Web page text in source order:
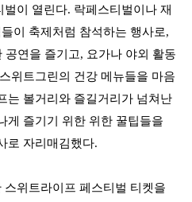
이 열린다. 락페스티벌이나 재
이 축제처럼 참석하는 행사로,
연을 즐기고, 요가나 야외 활동
위트그린의 건강 메뉴들을 마음
는 볼거리와 즐길거리가 넘쳐난
게 즐기기 위한 위한 꿀팁들을
로 자리매김했다.
위트라이프 페스티벌 티켓을